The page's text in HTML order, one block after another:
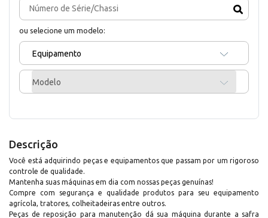
ou selecione um modelo:
Equipamento
Modelo
Descrição
Você está adquirindo peças e equipamentos que passam por um rigoroso
controle de qualidade.
Mantenha suas máquinas em dia com nossas peças genuínas!
Compre com segurança e qualidade produtos para seu equipamento
agrícola, tratores, colheitadeiras entre outros.
Peças de reposição para manutenção dá sua máquina durante a safra